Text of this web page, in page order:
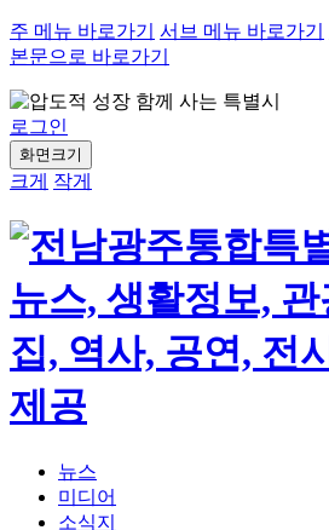
주 메뉴 바로가기 서브 메뉴 바로가기
본문으로 바로가기
로그인
화면크기
크게 작게
뉴스
미디어
소식지